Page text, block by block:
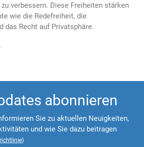
verbessern. Diese Freiheiten stärken
wie die Redefreiheit, die
das Recht auf Privatsphäre.
abonnieren
Sie zu aktuellen Neuigkeiten,
und wie Sie dazu beitragen
)